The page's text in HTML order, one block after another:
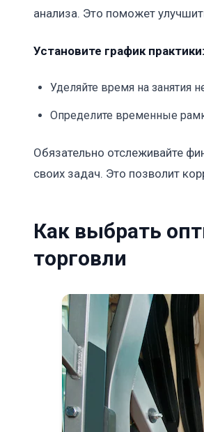
анализа. Это поможет
Установите график практики:
Уделяйте время на занятия
Определите временные
Обязательно отслеживайте
своих задач. Это позволит
Как выбрать
торговли